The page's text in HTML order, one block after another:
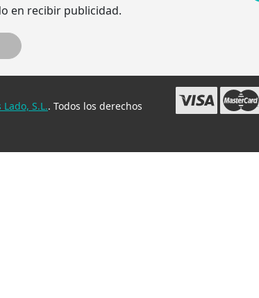
en recibir publicidad.
Lado, S.L.. Todos los derechos